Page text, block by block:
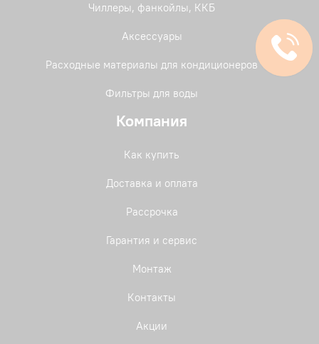
Чиллеры, фанкойлы, ККБ
Аксессуары
Расходные материалы для кондиционеров
Фильтры для воды
Компания
Как купить
Доставка и оплата
Рассрочка
Гарантия и сервис
Монтаж
Контакты
Акции